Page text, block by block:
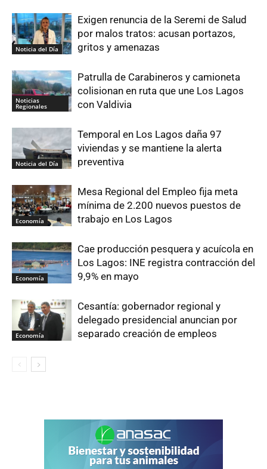
Noticia del Día
Exigen renuncia de la Seremi de Salud
por malos tratos: acusan portazos,
gritos y amenazas
Noticias
Regionales
Patrulla de Carabineros y camioneta
colisionan en ruta que une Los Lagos
con Valdivia
Noticia del Día
Temporal en Los Lagos daña 97
viviendas y se mantiene la alerta
preventiva
Economía
Mesa Regional del Empleo fija meta
mínima de 2.200 nuevos puestos de
trabajo en Los Lagos
Economía
Cae producción pesquera y acuícola en
Los Lagos: INE registra contracción del
9,9% en mayo
Economía
Cesantía: gobernador regional y
delegado presidencial anuncian por
separado creación de empleos